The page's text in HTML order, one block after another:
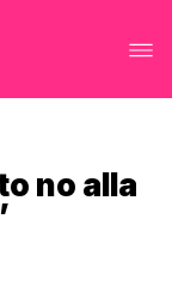
no alla